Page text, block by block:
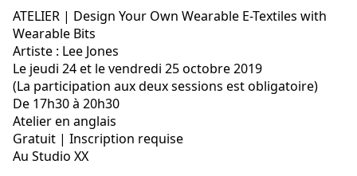
ATELIER | Design Your Own Wearable E-Textiles with
Wearable Bits
Artiste : Lee Jones
Le jeudi 24 et le vendredi 25 octobre 2019
(La participation aux deux sessions est obligatoire)
De 17h30 à 20h30
Atelier en anglais
Gratuit | Inscription requise
Au Studio XX